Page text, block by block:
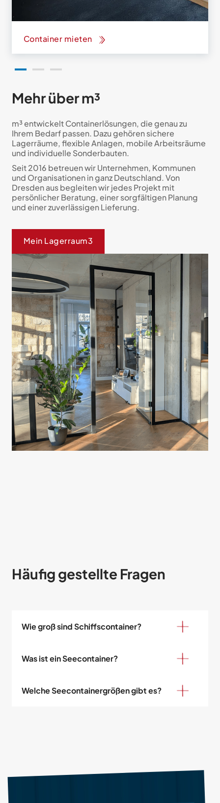
Container mieten
Mehr über m³
m³ entwickelt Containerlösungen, die genau zu
Ihrem Bedarf passen. Dazu gehören sichere
Lagerräume, flexible Anlagen, mobile Arbeitsräume
und individuelle Sonderbauten.
Seit 2016 betreuen wir Unternehmen, Kommunen
und Organisationen in ganz Deutschland. Von
Dresden aus begleiten wir jedes Projekt mit
persönlicher Beratung, einer sorgfältigen Planung
und einer zuverlässigen Lieferung.
Mein Lagerraum3
Häufig gestellte Fragen
Wie groß sind Schiffscontainer?
Was ist ein Seecontainer?
Welche Seecontainergrößen gibt es?